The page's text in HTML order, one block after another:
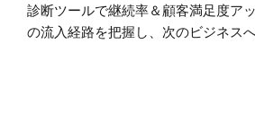
診断ツールで継続率＆顧客満足度ア
の流入経路を把握し、次のビジネス